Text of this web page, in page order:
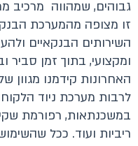
גבוהים, שמהווה מרכיב
זו מצופה מהמערכת
השירותים הבנקאיים
ומקצועי, בתוך זמן
האחרונות קידמנו
לרבות מערכת ניוד
במשכנתאות, רפורמת
ריביות ועוד. ככל